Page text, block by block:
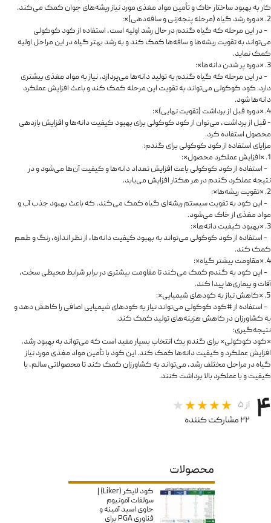
کار به بهبود ساختار خاک و تأمین مواد مغذی مورد نیاز ریشه‌های جوان کمک می‌کند.
2. *دوره رشد گیاه (مرحله پنجه‌زنی و ساقه‌دهی)*:
- در این مرحله که گیاه گندم در حال رشد اولیه است، استفاده از کود کوکولی
می‌تواند به تقویت ریشه‌ها و ساقه‌ها کمک کند و به رشد بهتر گیاه در این مراحل اولیه
کمک نماید.
3. *دوره پر شدن دانه‌ها*:
- در این مرحله که گیاه گندم به تولید دانه‌ها می‌پردازد، نیاز به مواد مغذی بیشتری
دارد. کود کوکولی می‌تواند به تقویت این مرحله کمک کند و باعث افزایش عملکرد
دانه‌ها شود.
4. *دوره قبل از برداشت (تقویت نهایی)*:
- قبل از برداشت، می‌توان از کود کوکولی برای بهبود کیفیت دانه‌ها و افزایش بازدهی
محصول استفاده کرد.
مزایای استفاده از کود کوکولی برای گندم:
1. *افزایش عملکرد محصول*:
- استفاده از کود کوکولی باعث افزایش تعداد دانه‌ها و کیفیت آن‌ها می‌شود و در
نتیجه عملکرد گندم در هر هکتار افزایش می‌یابد.
2. *تقویت ریشه‌ها*:
- این کود به تقویت سیستم ریشه‌ای گیاه کمک می‌کند، که باعث بهبود جذب آب و
مواد مغذی از خاک می‌شود.
3. *بهبود کیفیت دانه‌ها*:
- استفاده از کود کوکولی می‌تواند به بهبود کیفیت دانه‌ها، از نظر اندازه، رنگ و طعم
کمک کند.
4. *مقاومت بیشتر گیاه*:
- این کود به گندم کمک می‌کند تا مقاومت بیشتری در برابر شرایط محیطی سخت،
آفات و بیماری‌ها پیدا کند.
5. *کاهش نیاز به کودهای شیمیایی*:
- استفاده از #کود کوکولی می‌تواند نیاز به کودهای شیمیایی اضافی را کاهش دهد و
به کشاورزان در کاهش هزینه‌های تولید کمک کند.
نتیجه‌گیری:
*کود کوکولی* برای گندم یک انتخاب بسیار مفید است که می‌تواند به بهبود رشد،
افزایش عملکرد و کیفیت دانه‌ها کمک کند. این کود با تأمین مواد مغذی مورد نیاز
گیاه در مراحل مختلف رشد، می‌تواند به کشاورزان کمک کند تا محصولاتی سالم، با
کیفیت و با عملکرد بالا برداشت کنند.
۴ از ۵
۲۲ مشارکت کننده
محصولات
کود لایکر (Liker) |
سولفات آمونیوم
حاوی اسید آمینه و
فناوری PGA برای